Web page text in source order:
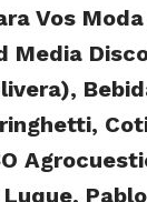
Vos
Media